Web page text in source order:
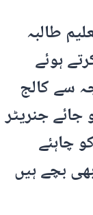
طالبہ
ہوئے
سے کالج
جنریٹر
چاہئے
بچے ہیں